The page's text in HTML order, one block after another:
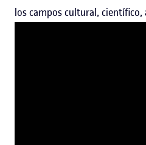
los campos cultural,